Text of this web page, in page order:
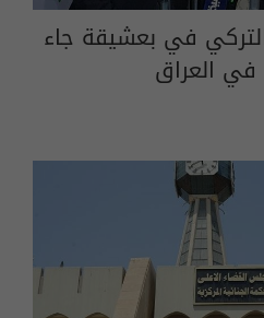
في بعشيقة جاء
العراق